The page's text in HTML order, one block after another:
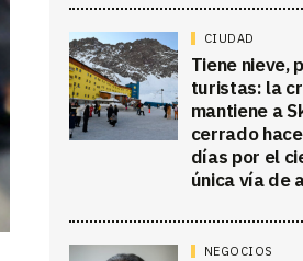
CIUDAD
Tiene nieve,
turistas: la
mantiene a
cerrado
días por el
única vía de
NEGOCIOS